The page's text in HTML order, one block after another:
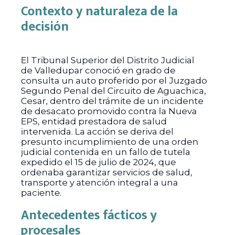
Contexto y naturaleza de la
decisión
El Tribunal Superior del Distrito Judicial
de Valledupar conoció en grado de
consulta un auto proferido por el Juzgado
Segundo Penal del Circuito de Aguachica,
Cesar, dentro del trámite de un incidente
de desacato promovido contra la Nueva
EPS, entidad prestadora de salud
intervenida. La acción se deriva del
presunto incumplimiento de una orden
judicial contenida en un fallo de tutela
expedido el 15 de julio de 2024, que
ordenaba garantizar servicios de salud,
transporte y atención integral a una
paciente.
Antecedentes fácticos y